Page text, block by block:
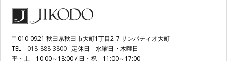
〒010-0921 秋田県秋田市大町1丁目2-7 サンパティオ大町
TEL 018-888-3800 定休日 水曜日・木曜日
平・土 10:00～18:00 / 日・祝 11:00～17:00